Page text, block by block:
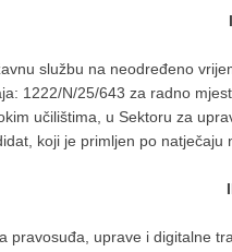
službu na neodređeno
1222/N/25/643 za radno
učilištima, u Sektoru za
koji je primljen po
uprave i digitalne